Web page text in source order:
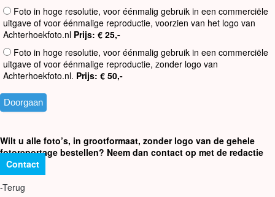
Foto in hoge resolutie, voor éénmalig gebruik in een commerciële
uitgave of voor éénmalige reproductie, voorzien van het logo van
Achterhoekfoto.nl Prijs: € 25,-
Foto in hoge resolutie, voor éénmalig gebruik in een commerciële
uitgave of voor éénmalige reproductie, zonder logo van
Achterhoekfoto.nl. Prijs: € 50,-
Wilt u alle foto’s, in grootformaat, zonder logo van de gehele
fotoreportage bestellen? Neem dan contact op met de redactie
Contact
-Terug